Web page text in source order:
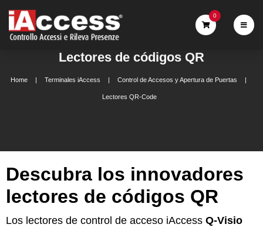
0
Lectores de códigos QR
Home Terminales iAccess Control de Accesos y Apertura de Puertas
Lectores QR-Code
Descubra los innovadores
lectores de códigos QR
Los lectores de control de acceso iAccess Q-Visio